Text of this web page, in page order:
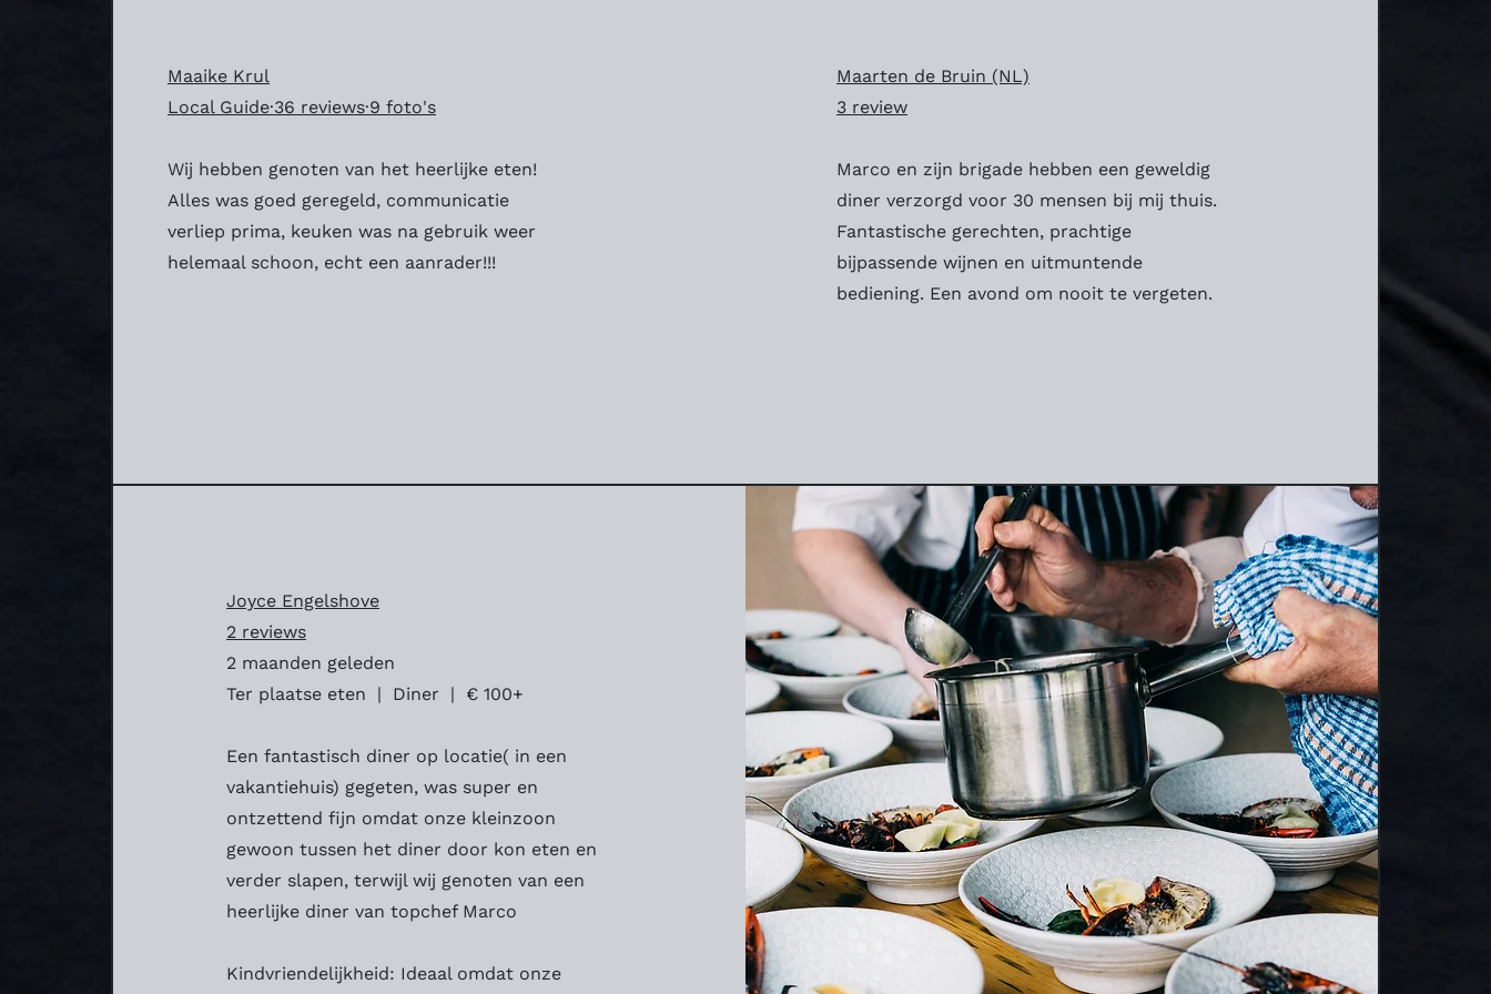
Maaike Krul
Local Guide·36 reviews·9 foto's
Wij hebben genoten van het heerlijke eten!
Alles was goed geregeld, communicatie
verliep prima, keuken was na gebruik weer
helemaal schoon, echt een aanrader!!!
Maarten de Bruin (NL)
3 review
Marco en zijn brigade hebben een geweldig
diner verzorgd voor 30 mensen bij mij thuis.
Fantastische gerechten, prachtige
bijpassende wijnen en uitmuntende
bediening. Een avond om nooit te vergeten.
Joyce Engelshove
2 reviews
2 maanden geleden
Ter plaatse eten | Diner | € 100+
Een fantastisch diner op locatie( in een
vakantiehuis) gegeten, was super en
ontzettend fijn omdat onze kleinzoon
gewoon tussen het diner door kon eten en
verder slapen, terwijl wij genoten van een
heerlijke diner van topchef Marco
Kindvriendelijkheid: Ideaal omdat onze